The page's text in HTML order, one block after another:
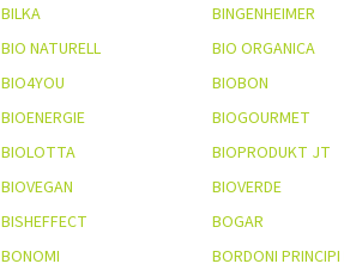
BILKA
BINGENHEIMER
BIO NATURELL
BIO ORGANICA
BIO4YOU
BIOBON
BIOENERGIE
BIOGOURMET
BIOLOTTA
BIOPRODUKT JT
BIOVEGAN
BIOVERDE
BISHEFFECT
BOGAR
BONOMI
BORDONI